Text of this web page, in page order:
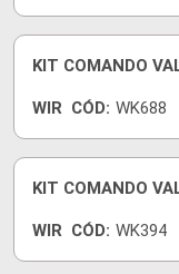
KIT COMANDO
WIR CÓD: WK688
KIT COMANDO
WIR CÓD: WK394